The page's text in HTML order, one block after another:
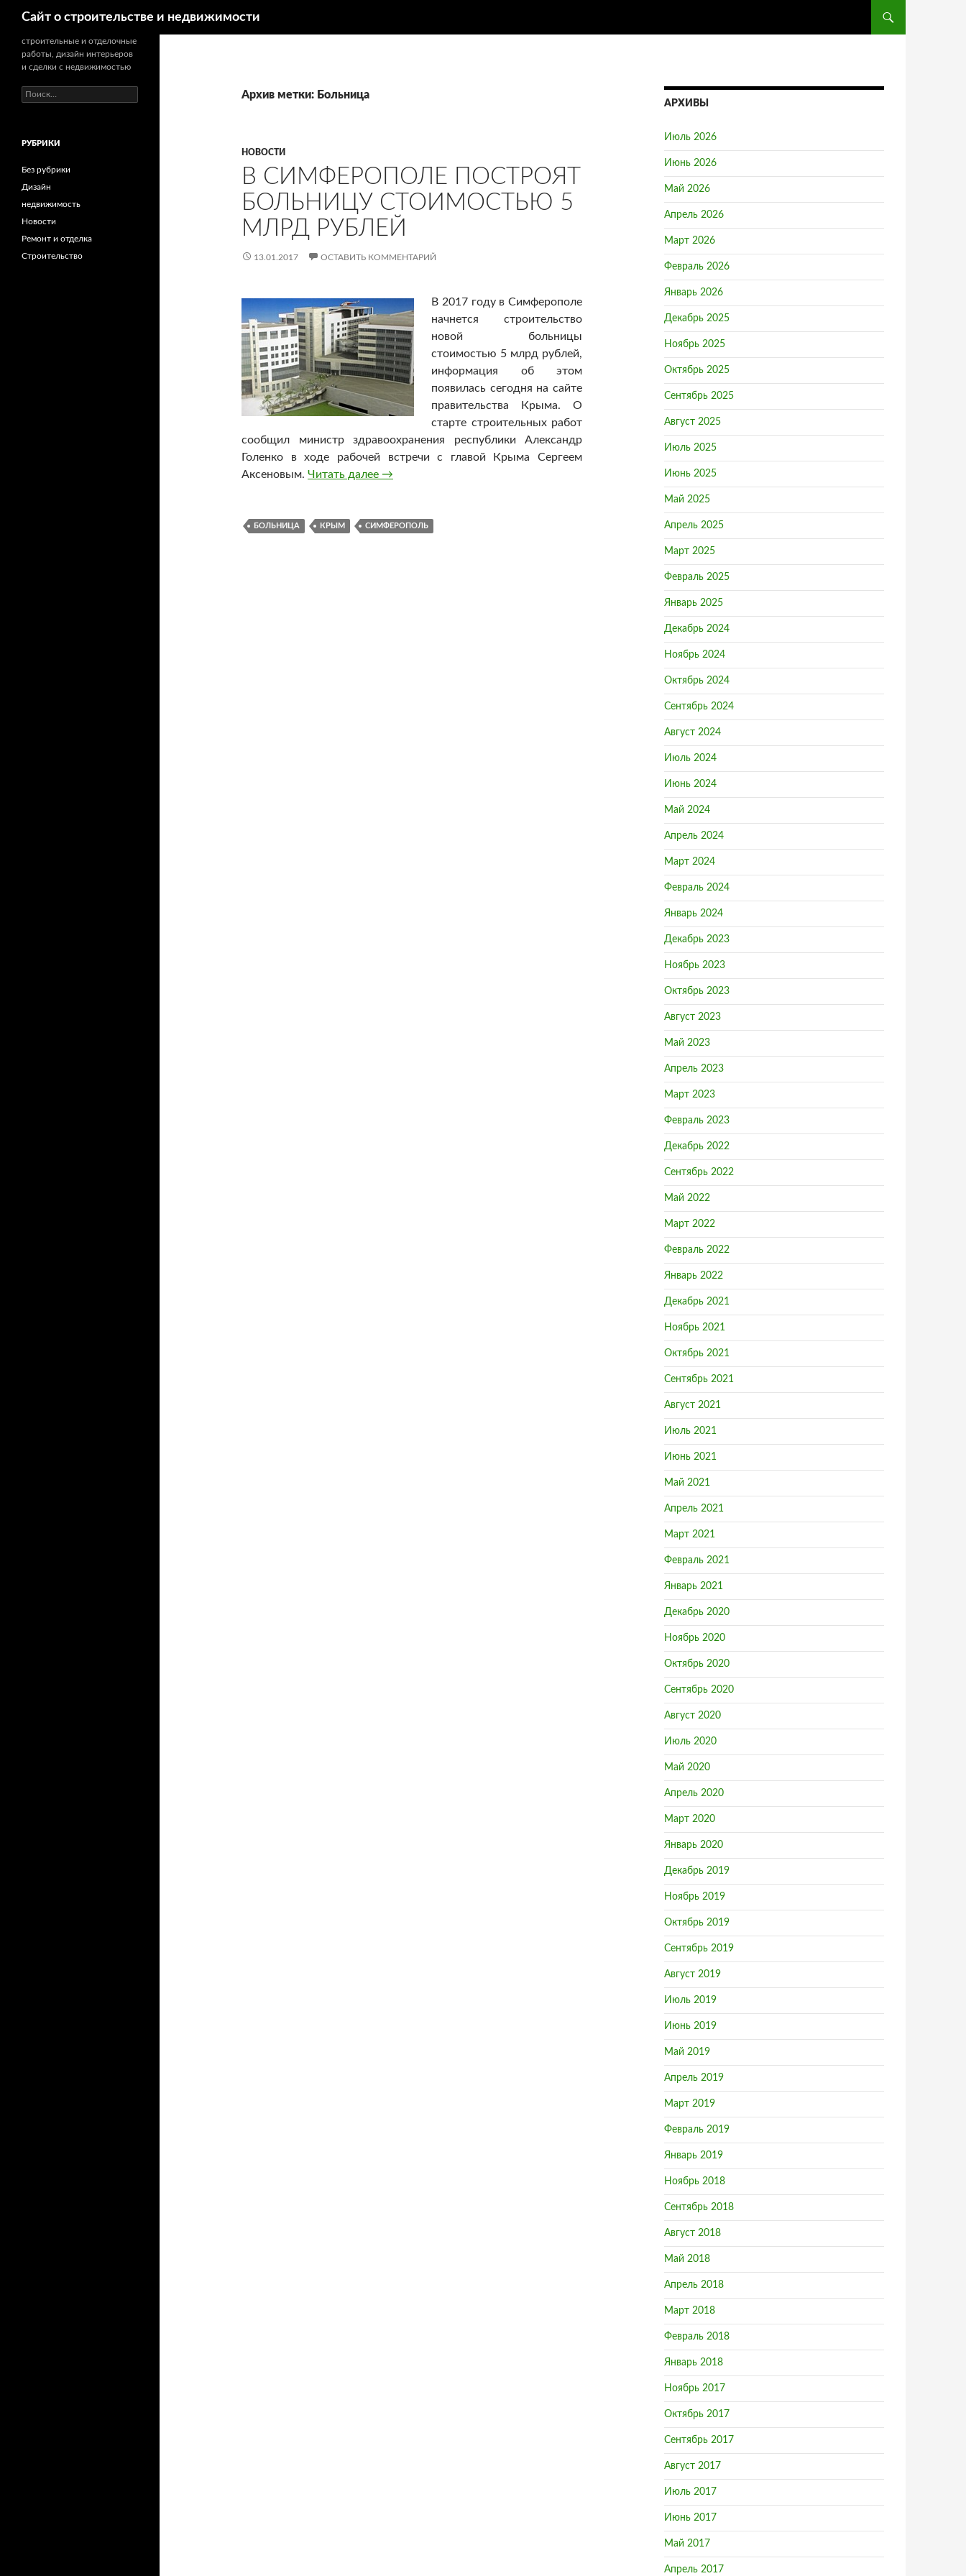
Сайт о строительстве и недвижимости
Архив метки: Больница
НОВОСТИ
В СИМФЕРОПОЛЕ ПОСТРОЯТ
БОЛЬНИЦУ СТОИМОСТЬЮ 5
МЛРД РУБЛЕЙ‍
13.01.2017 ОСТАВИТЬ КОММЕНТАРИЙ
В 2017 году в Симферополе
начнется строительство
новой больницы
стоимостью 5 млрд рублей,
информация об этом
появилась сегодня на сайте
правительства Крыма. О
старте строительных работ
сообщил министр здравоохранения республики Александр
Голенко в ходе рабочей встречи с главой Крыма Сергеем
Аксеновым. Читать далее В Симферополе построят больницу стоимостью 5 млрд рублей‍
→
БОЛЬНИЦА КРЫМ СИМФЕРОПОЛЬ
АРХИВЫ
Июль 2026
Июнь 2026
Май 2026
Апрель 2026
Март 2026
Февраль 2026
Январь 2026
Декабрь 2025
Ноябрь 2025
Октябрь 2025
Сентябрь 2025
Август 2025
Июль 2025
Июнь 2025
Май 2025
Апрель 2025
Март 2025
Февраль 2025
Январь 2025
Декабрь 2024
Ноябрь 2024
Октябрь 2024
Сентябрь 2024
Август 2024
Июль 2024
Июнь 2024
Май 2024
Апрель 2024
Март 2024
Февраль 2024
Январь 2024
Декабрь 2023
Ноябрь 2023
Октябрь 2023
Август 2023
Май 2023
Апрель 2023
Март 2023
Февраль 2023
Декабрь 2022
Сентябрь 2022
Май 2022
Март 2022
Февраль 2022
Январь 2022
Декабрь 2021
Ноябрь 2021
Октябрь 2021
Сентябрь 2021
Август 2021
Июль 2021
Июнь 2021
Май 2021
Апрель 2021
Март 2021
Февраль 2021
Январь 2021
Декабрь 2020
Ноябрь 2020
Октябрь 2020
Сентябрь 2020
Август 2020
Июль 2020
Май 2020
Апрель 2020
Март 2020
Январь 2020
Декабрь 2019
Ноябрь 2019
Октябрь 2019
Сентябрь 2019
Август 2019
Июль 2019
Июнь 2019
Май 2019
Апрель 2019
Март 2019
Февраль 2019
Январь 2019
Ноябрь 2018
Сентябрь 2018
Август 2018
Май 2018
Апрель 2018
Март 2018
Февраль 2018
Январь 2018
Ноябрь 2017
Октябрь 2017
Сентябрь 2017
Август 2017
Июль 2017
Июнь 2017
Май 2017
Апрель 2017
строительные и отделочные
работы, дизайн интерьеров
и сделки с недвижимостью
Н
а
иРУБРИКИ
Без рубрики
Дизайн
недвижимость
Новости
Ремонт и отделка
Строительство